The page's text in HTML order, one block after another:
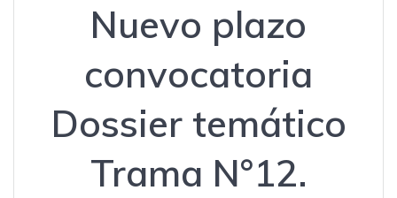
Nuevo plazo
convocatoria
Dossier temático
Trama N°12.